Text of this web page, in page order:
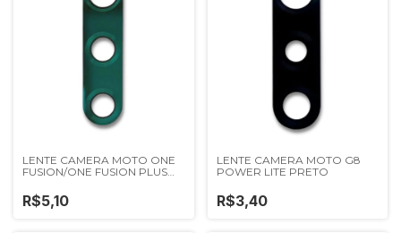
LENTE CAMERA MOTO ONE
FUSION/ONE FUSION PLUS
R$5,10
LENTE CAMERA MOTO G8
POWER LITE PRETO
R$3,40